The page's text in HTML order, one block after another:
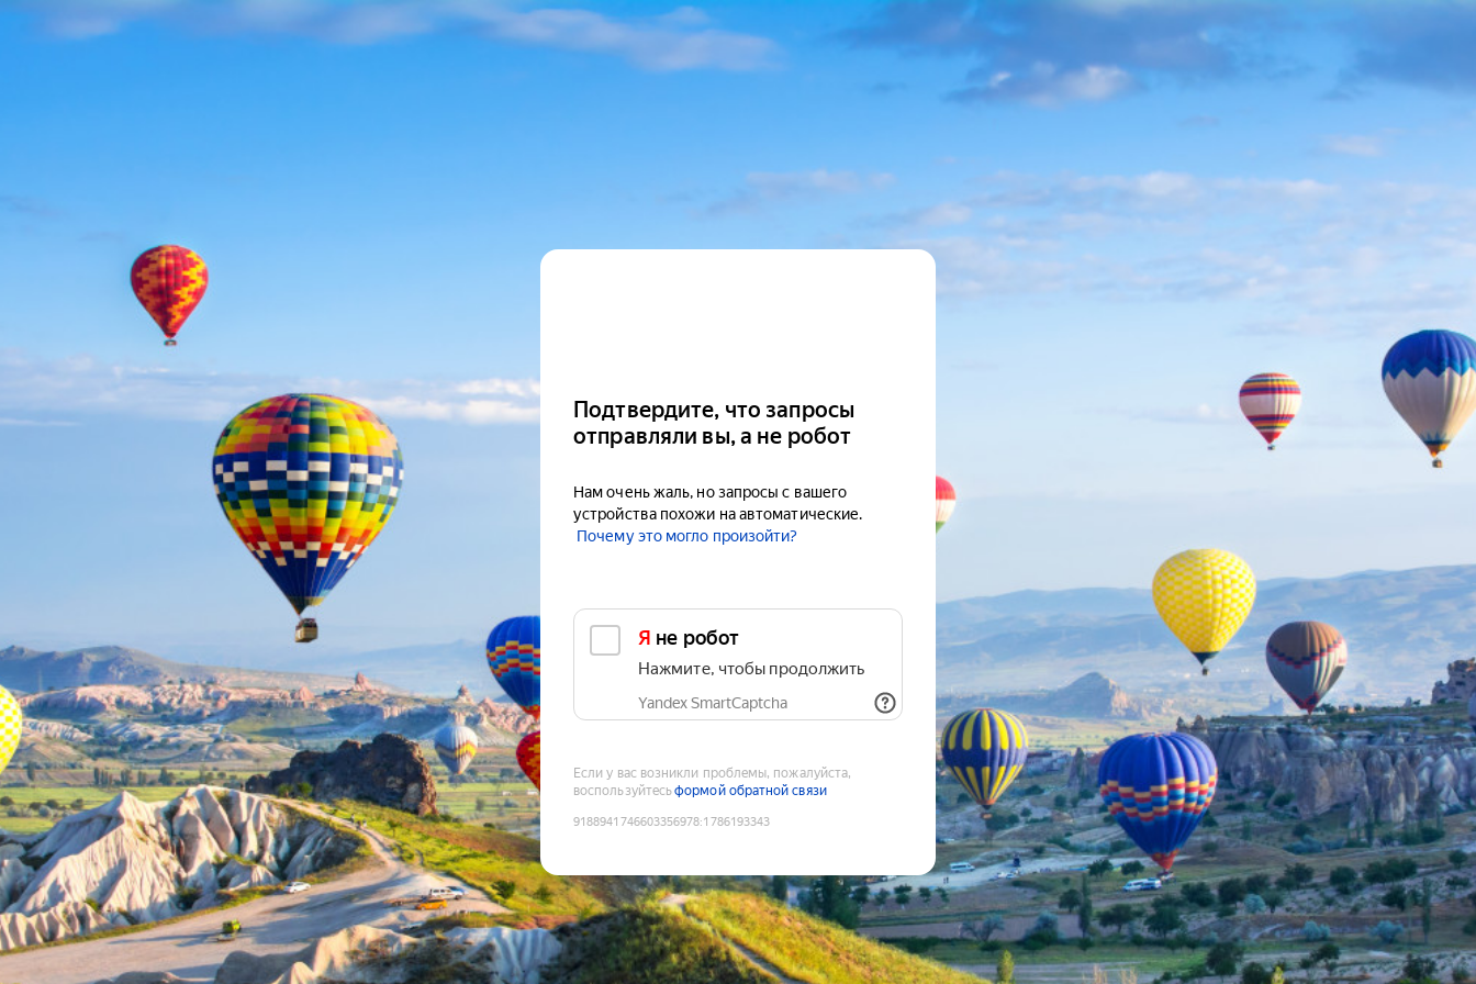
Подтвердите, что запросы
отправляли вы, а не робот
Нам очень жаль, но запросы с вашего
устройства похожи на автоматические.
Почему это могло произойти?
Я не робот
Нажмите, чтобы продолжить
Yandex SmartCaptcha
Если у вас возникли проблемы, пожалуйста,
воспользуйтесьформой обратной связи
9188941746603356978:1786193343